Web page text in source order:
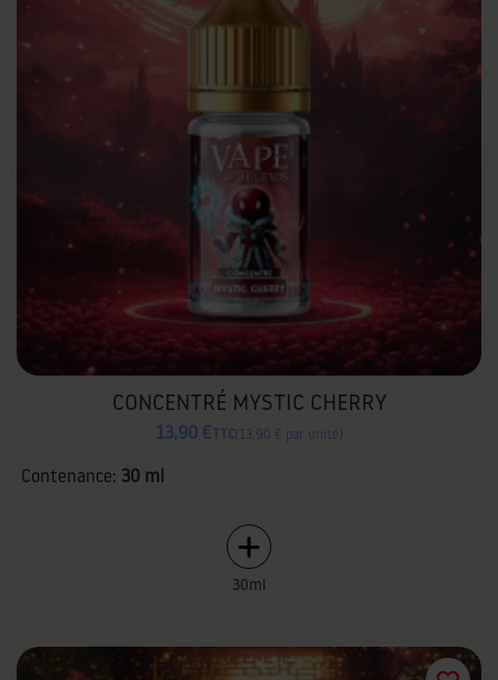
CONCENTRÉ MYSTIC CHERRY
13,90 € TTC 13,90 € par unité
Contenance: 30 ml
30ml